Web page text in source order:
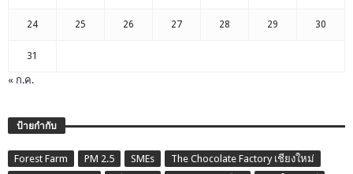
24 25 26 27 28 29 30
31
« ก.ค.
ป้ายกำกับ
Forest Farm PM 2.5 SMEs
The Chocolate Factory เชียงใหม่